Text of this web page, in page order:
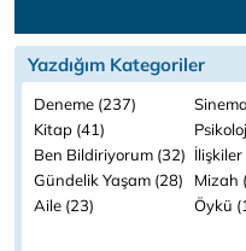
Yazdığım Kategoriler
Deneme (237)
Kitap (41)
Ben Bildiriyorum (32) İlişkiler
Gündelik Yaşam (28)
Mizah
Aile (23)
Öykü